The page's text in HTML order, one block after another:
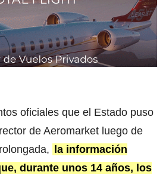
oficiales que el Estado puso
de Aeromarket luego de
la información
durante unos 14 años, los